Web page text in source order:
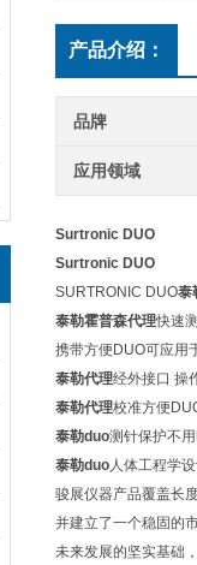
产品介绍：
品牌
应用领域
Surtronic DUO
Surtronic DUO
SURTRONIC DUO泰
泰勒霍普森代理快速
携带方便DUO可应用
泰勒代理经外接口 操
泰勒代理校准方便
泰勒duo测针保护不
泰勒duo人体工程学
骏展仪器产品覆盖长
并建立了一个稳固的
未来发展的坚实基础